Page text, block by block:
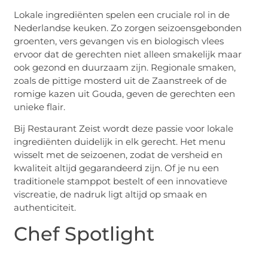
Lokale ingrediënten spelen een cruciale rol in de
Nederlandse keuken. Zo zorgen seizoensgebonden
groenten, vers gevangen vis en biologisch vlees
ervoor dat de gerechten niet alleen smakelijk maar
ook gezond en duurzaam zijn. Regionale smaken,
zoals de pittige mosterd uit de Zaanstreek of de
romige kazen uit Gouda, geven de gerechten een
unieke flair.
Bij Restaurant Zeist wordt deze passie voor lokale
ingrediënten duidelijk in elk gerecht. Het menu
wisselt met de seizoenen, zodat de versheid en
kwaliteit altijd gegarandeerd zijn. Of je nu een
traditionele stamppot bestelt of een innovatieve
viscreatie, de nadruk ligt altijd op smaak en
authenticiteit.
Chef Spotlight